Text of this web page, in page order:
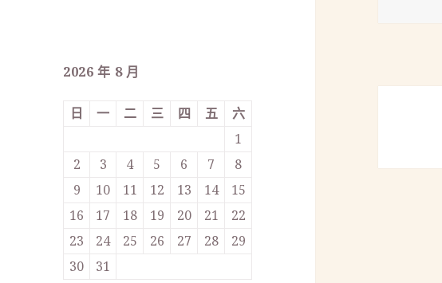
2026 年 8 月
日 一 二 三 四 五
六
1
2
3 4 5 6 7
8
9
10 11 12 13 14
15
16
17 18 19 20 21
22
23
24 25 26 27 28
29
30
31